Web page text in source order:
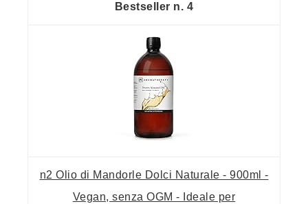
4
n2 Olio di Mandorle Dolci Naturale - 900ml -
Vegan, senza OGM - Ideale per